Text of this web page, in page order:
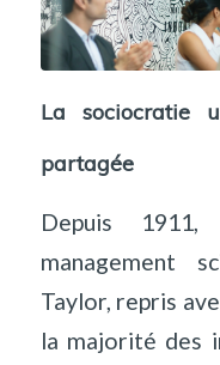
La sociocratie
partagée
Depuis
management
Taylor, repris
la majorité des